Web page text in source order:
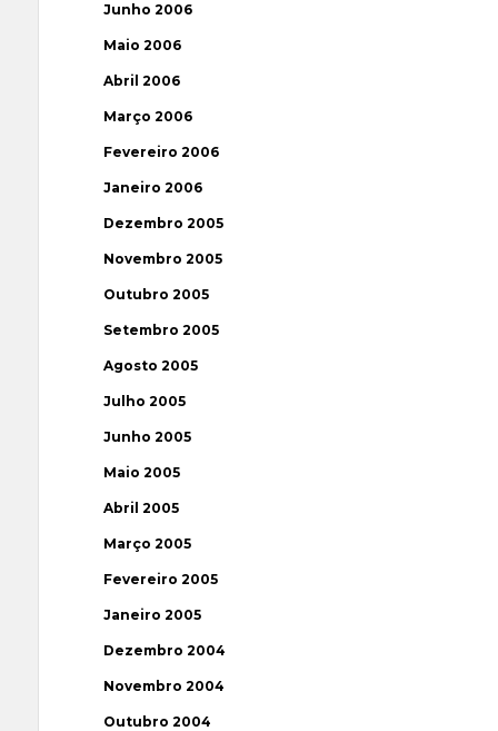
Junho 2006
Maio 2006
Abril 2006
Março 2006
Fevereiro 2006
Janeiro 2006
Dezembro 2005
Novembro 2005
Outubro 2005
Setembro 2005
Agosto 2005
Julho 2005
Junho 2005
Maio 2005
Abril 2005
Março 2005
Fevereiro 2005
Janeiro 2005
Dezembro 2004
Novembro 2004
Outubro 2004